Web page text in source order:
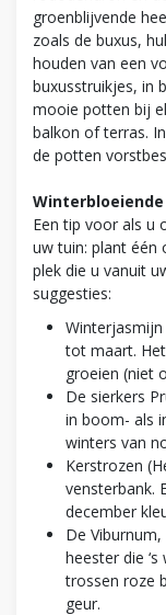
groenblijvende
zoals de buxus,
houden van een
buxusstruikjes, in
mooie potten bij
balkon of terras.
de potten
Een tip voor als u
uw tuin: plant één
plek die u vanuit
suggesties:
tot maart.
groeien (niet
De sierkers
in boom- als
winters van
Kerstrozen
vensterbank.
december
De
heester die
trossen roze
geur.